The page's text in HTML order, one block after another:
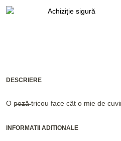
DESCRIERE
O p̶o̶z̶ă̶ tricou face cât o mie de
INFORMATII ADITIONALE